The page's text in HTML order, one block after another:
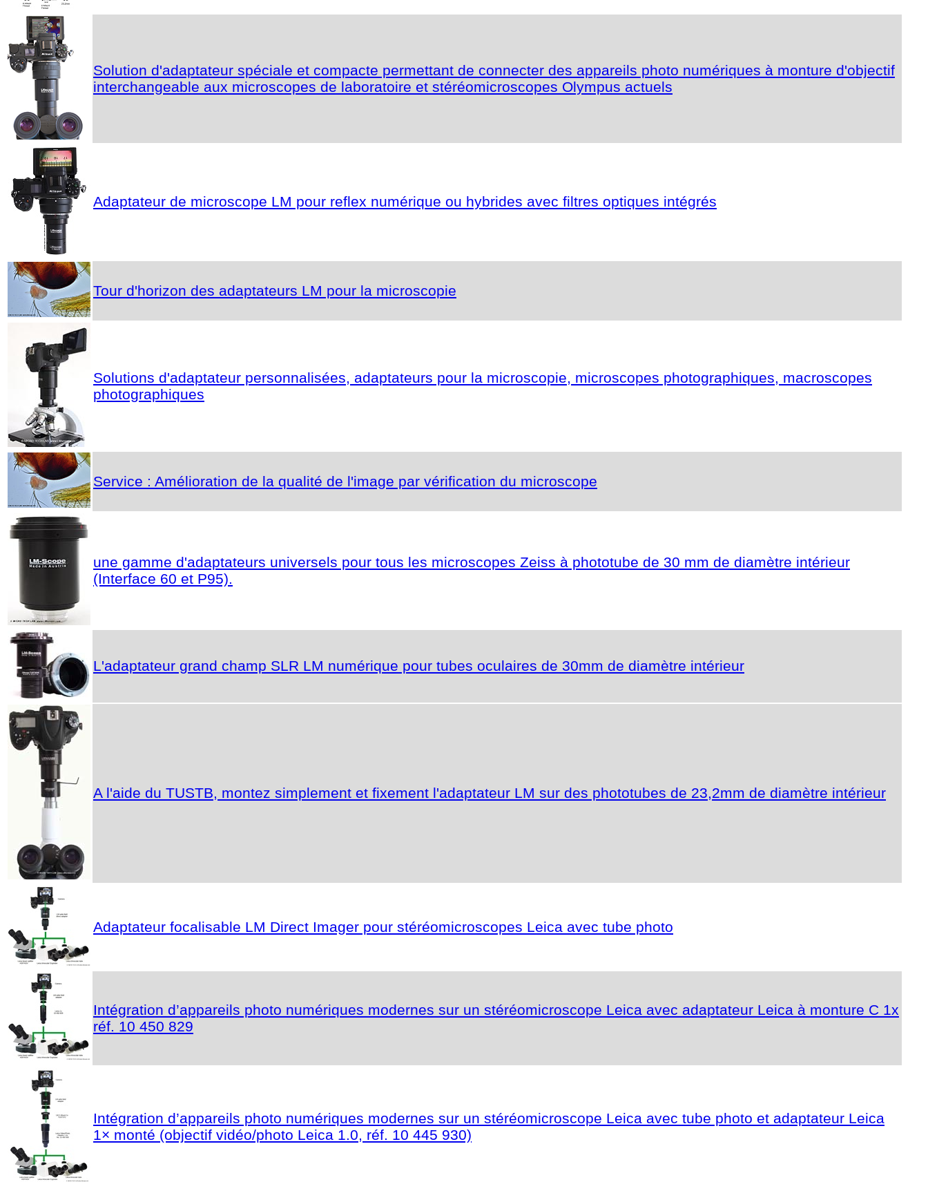
Solution d'adaptateur spéciale et compacte permettant de connecter des appareils photo numériques à monture d'objectif
interchangeable aux microscopes de laboratoire et stéréomicroscopes Olympus actuels
Adaptateur de microscope LM pour reflex numérique ou hybrides avec filtres optiques intégrés
Tour d'horizon des adaptateurs LM pour la microscopie
Solutions d'adaptateur personnalisées, adaptateurs pour la microscopie, microscopes photographiques, macroscopes
photographiques
Service : Amélioration de la qualité de l'image par vérification du microscope
une gamme d'adaptateurs universels pour tous les microscopes Zeiss à phototube de 30 mm de diamètre intérieur
(Interface 60 et P95).
L'adaptateur grand champ SLR LM numérique pour tubes oculaires de 30mm de diamètre intérieur
A l'aide du TUSTB, montez simplement et fixement l'adaptateur LM sur des phototubes de 23,2mm de diamètre intérieur
Adaptateur focalisable LM Direct Imager pour stéréomicroscopes Leica avec tube photo
Intégration d’appareils photo numériques modernes sur un stéréomicroscope Leica avec adaptateur Leica à monture C 1x
réf. 10 450 829
Intégration d’appareils photo numériques modernes sur un stéréomicroscope Leica avec tube photo et adaptateur Leica
1× monté (objectif vidéo/photo Leica 1.0, réf. 10 445 930)